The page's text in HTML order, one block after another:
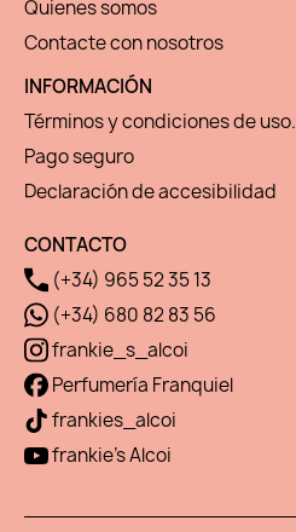
Quienes somos
Contacte con nosotros
INFORMACIÓN
Términos y condiciones de uso.
Pago seguro
Declaración de accesibilidad
CONTACTO
(+34) 965 52 35 13
(+34) 680 82 83 56
frankie_s_alcoi
Perfumería Franquiel
frankies_alcoi
frankie's Alcoi